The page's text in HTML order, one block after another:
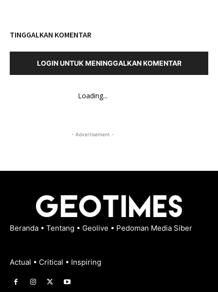
TINGGALKAN KOMENTAR
LOGIN UNTUK MENINGGALKAN KOMENTAR
Loading...
- Advertisement -
Beranda • Tentang • Geolive • Pedoman Media Siber
Actual • Critical • Inspiring